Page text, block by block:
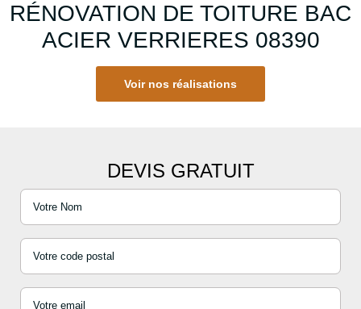
RÉNOVATION DE TOITURE BAC
ACIER VERRIERES 08390
Voir nos réalisations
DEVIS GRATUIT